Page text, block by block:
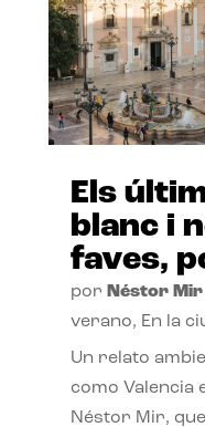
Els
blanc i
faves,
por Néstor Mir|
verano, En la
Un relato
como Valencia
Néstor Mir,